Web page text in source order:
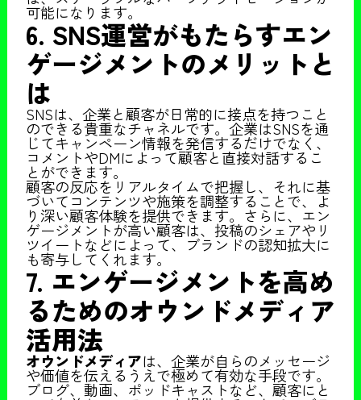
可能になります。
6. SNS運営がもたらすエン
ゲージメントのメリットと
は
SNSは、企業と顧客が日常的に接点を持つこと
のできる貴重なチャネルです。企業はSNSを通
じてキャンペーン情報を発信するだけでなく、
コメントやDMによって顧客と直接対話するこ
とができます。
顧客の反応をリアルタイムで把握し、それに基
づいてコンテンツや施策を調整することで、よ
り深い顧客体験を提供できます。さらに、エン
ゲージメントが高い顧客は、投稿のシェアやリ
ツイートなどによって、ブランドの認知拡大に
も寄与してくれます。
7. エンゲージメントを高め
るためのオウンドメディア
活用法
オウンドメディアは、企業が自らのメッセージ
や価値を伝えるうえで極めて有効な手段です。
ブログ、動画、ポッドキャストなど、顧客にと